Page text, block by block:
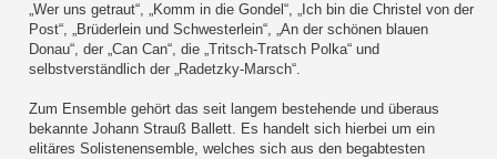
„Wer uns getraut“, „Komm in die Gondel“, „Ich bin die Christel von der
Post“, „Brüderlein und Schwesterlein“, „An der schönen blauen
Donau“, der „Can Can“, die „Tritsch-Tratsch Polka“ und
selbstverständlich der „Radetzky-Marsch“.
Zum Ensemble gehört das seit langem bestehende und überaus
bekannte Johann Strauß Ballett. Es handelt sich hierbei um ein
elitäres Solistenensemble, welches sich aus den begabtesten